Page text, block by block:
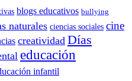
blogs educativos bullying
naturales ciencias sociales cine
creatividad Días
educación
infantil